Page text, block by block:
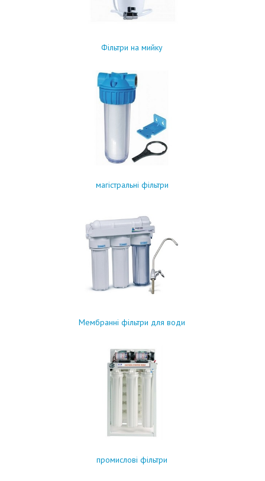
Фільтри на мийку
магістральні фільтри
Мембранні фільтри для води
промислові фільтри